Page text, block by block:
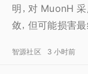
明，对 MuonH
敛，但可能损害
智源社区 3 小时前